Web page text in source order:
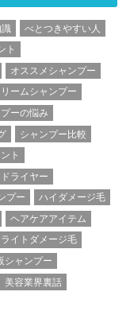
べとつきやすい人
ト
オススメシャンプー
ームシャンプー
ーの悩み
シャンプー比較
ト
ドライヤー
プー
ハイダメージ毛
ヘアケアアイテム
ライトダメージ毛
シャンプー
美容業界裏話